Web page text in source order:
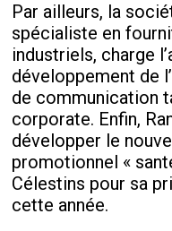
Par ailleurs, la
spécialiste en
industriels, charge
développement de
de communication
corporate. Enfin,
développer le
promotionnel «
Célestins pour sa
cette année.